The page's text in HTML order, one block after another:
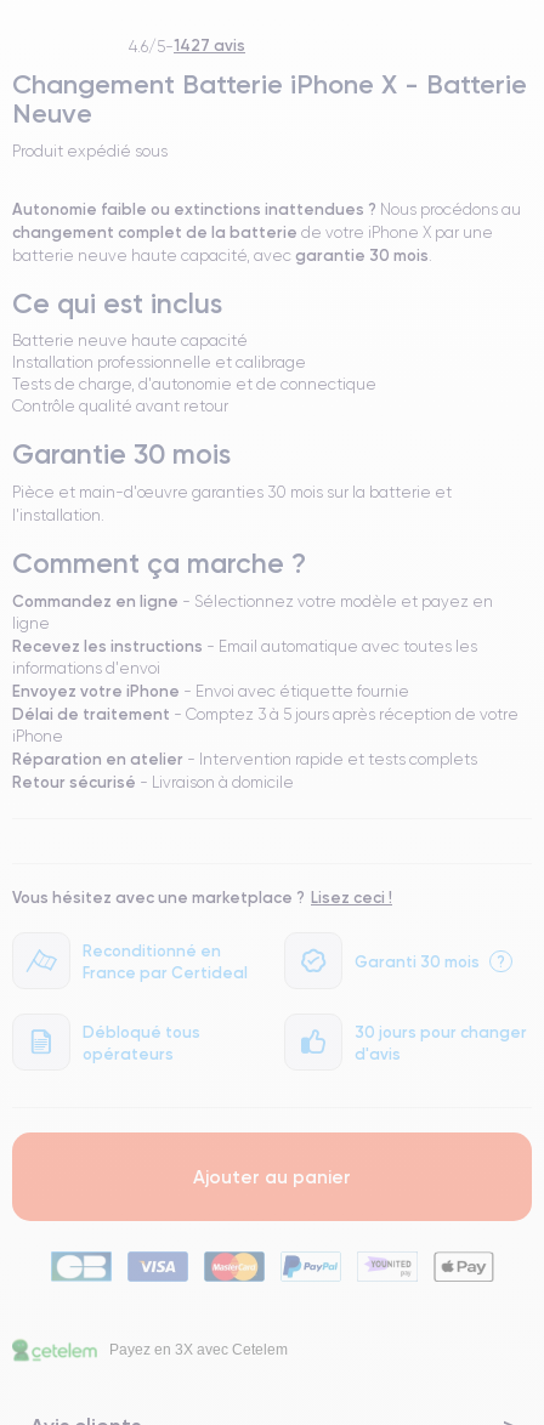
4.6/5-1427 avis
Changement Batterie iPhone X - Batterie
Neuve
Produit expédié sous
Autonomie faible ou extinctions inattendues ? Nous procédons au
changement complet de la batterie de votre iPhone X par une
batterie neuve haute capacité, avec garantie 30 mois.
Ce qui est inclus
Batterie neuve haute capacité
Installation professionnelle et calibrage
Tests de charge, d'autonomie et de connectique
Contrôle qualité avant retour
Garantie 30 mois
Pièce et main-d'œuvre garanties 30 mois sur la batterie et
l'installation.
Comment ça marche ?
Commandez en ligne - Sélectionnez votre modèle et payez en
ligne
Recevez les instructions - Email automatique avec toutes les
informations d'envoi
Envoyez votre iPhone - Envoi avec étiquette fournie
Délai de traitement - Comptez 3 à 5 jours après réception de votre
iPhone
Réparation en atelier - Intervention rapide et tests complets
Retour sécurisé - Livraison à domicile
Reconditionné en
France par Certideal
Garanti 30 mois ?
Débloqué tous
opérateurs
30 jours pour changer
d'avis
Vous hésitez avec une marketplace ? Lisez ceci !
Ajouter au panier
Payez en 3X avec Cetelem